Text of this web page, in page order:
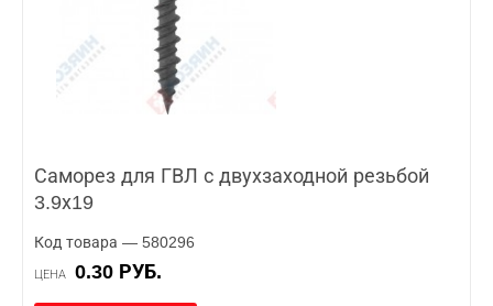
Саморез для ГВЛ с двухзаходной резьбой
3.9х19
Код товара — 580296
ЦЕНА 0.30 РУБ.